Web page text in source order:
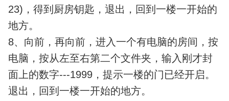
23)，得到厨房钥匙，退出，回到一楼一开始的
地方。
8、向前，再向前，进入一个有电脑的房间，按
电脑，按从左至右第二个文件夹，输入刚才封
面上的数字---1999，提示一楼的门已经开启。
退出，回到一楼一开始的地方。